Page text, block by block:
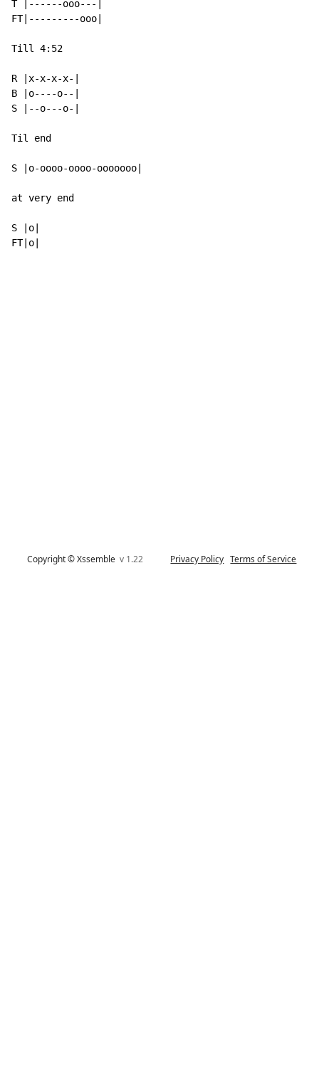
T |------ooo---|
FT|---------ooo|
Till 4:52
R |x-x-x-x-|
B |o- - - -o- -
S |--o---o-|
Til end
S |o-oooo-oooo-ooooooo|
at very end
S |o|
FT|o|
Copyright © Xssemblev 1.22 Privacy Policy Terms of Service